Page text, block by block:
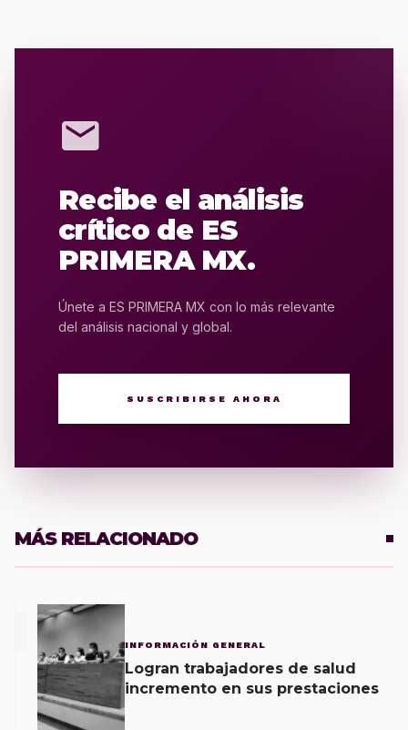
mail
Recibe el análisis
crítico de ES
PRIMERA MX.
Únete a ES PRIMERA MX con lo más relevante
del análisis nacional y global.
SUSCRIBIRSE AHORA
MÁS RELACIONADO
INFORMACIÓN GENERAL
Logran trabajadores de salud
incremento en sus prestaciones